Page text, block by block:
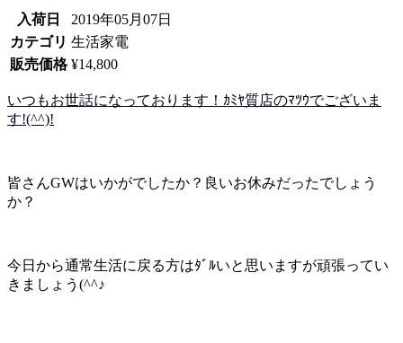
入荷日
2019年05月07日
カテゴリ 生活家電
販売価格 ¥14,800
いつもお世話になっております！ｶﾐﾔ質店のﾏﾂｳでございま
す!(^^)!
皆さんGWはいかがでしたか？良いお休みだったでしょう
か？
今日から通常生活に戻る方はﾀﾞﾙいと思いますが頑張ってい
きましょう(^^♪